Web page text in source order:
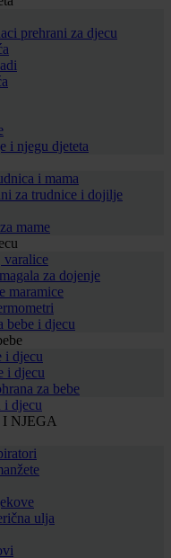
prehrani za djecu
i njegu djeteta
i mama
za trudnice i dojilje
mame
varalice
za dojenje
maramice
bebe i djecu
i djecu
i djecu
za bebe
i djecu
NJEGA
ulja